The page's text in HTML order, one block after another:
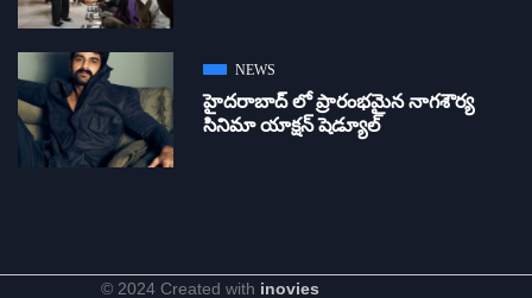
NEWS
హైదరాబాద్ లో ప్రారంభమైన నాగశౌర్య
సినిమా యాక్షన్ షెడ్యూల్
© 2024 Created with inovies